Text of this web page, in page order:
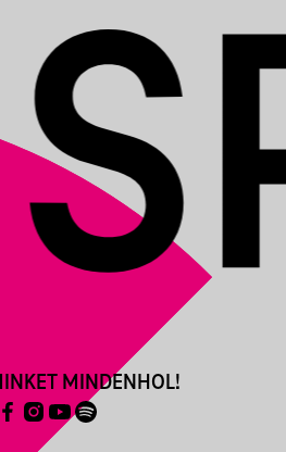
MINDENHOL!